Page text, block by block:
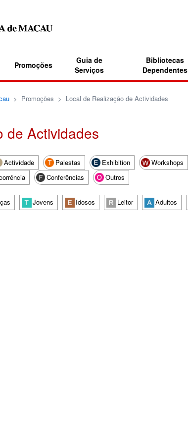
Promoções
Guia de
Serviços
Bibliotecas
Dependentes
> Promoções > Local de Realização de Actividades
de Actividades
Actividade Palestas Exhibition Workshops
Conferências Outros
Jovens Idosos Leitor Adultos